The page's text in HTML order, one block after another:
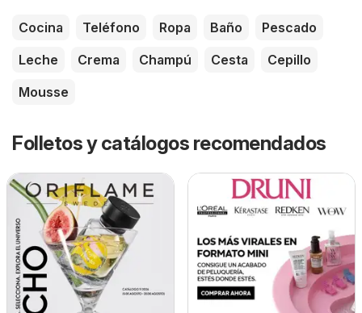
Cocina Teléfono Ropa Baño
Pescado
Leche
Crema Champú Cesta
Cepillo
Mousse
Folletos y catálogos recomendados